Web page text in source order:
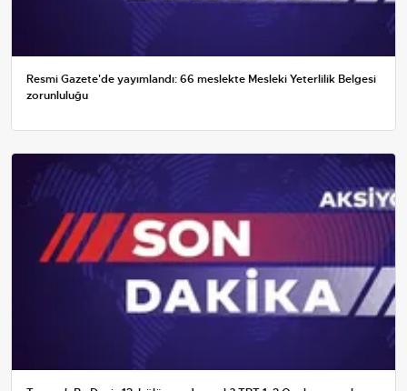
Resmi Gazete'de yayımlandı: 66 meslekte Mesleki Yeterlilik Belgesi
zorunluluğu